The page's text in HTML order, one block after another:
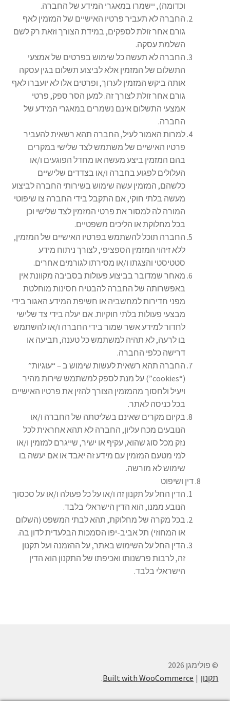
וכדומה), יישמרו במאגרי המידע של החברה.
החברה לא תעביר פרטיו האישיים של המזמין לאף
גורם אחר זולת לספקים, במידת הצורך וזאת רק לשם
השלמת עסקה.
החברה לא תעשה כל שימוש בפרטים של אמצעי
התשלום של המזמין אלא לביצוע תשלום בגין עסקה
אותה ביקש המזמין לערוך, ופרטים אלו לא יועברו לאף
גורם אחר זולת לצורך זה. למען הסר ספק, פרטי
אמצעי התשלום אינם נשמרים במאגרי המידע של
החברה.
למרות האמור לעיל, החברה תהא רשאית להעביר
פרטיו האישיים של משתמש לצד שלישי במקרים
בהם המזמין ביצע מעשה או מחדל הפוגעים ו/או
העלולים לפגוע בחברה ו/או בצדדים שלישיים
כלשהם, המזמין עשה שימוש בשירותי החברה לביצוע
מעשה בלתי חוקי, אם התקבל בידי החברה צו שיפוטי
המורה לה למסור את פרטי המזמין לצד שלישי וכן
בכל מחלוקת או הליכים משפטיים.
החברה תוכל להשתמש בפרטיו האישיים של המזמין,
ללא זיהוי המזמין הספציפי, לצורך ניתוח מידע
סטטיסטי והצגתו ו/או מסירתו לגורמים אחרים.
מאחר שמדובר בביצוע פעולות בסביבה מקוונת אין
באפשרותה של החברה להבטיח חסינות מוחלטת
מפני חדירות למחשביה או חשיפת המידע האגור בידי
מבצעי פעולות בלתי חוקיות. אם יעלה בידי צד שלישי
לחדור למידע אשר שמור בידי החברה ו/או להשתמש
בו לרעה, לא תהיה למשתמש כל טענה, תביעה או
דרישה כלפי החברה.
החברה תהא רשאית לעשות שימוש ב – “עוגיות”
(“cookies”) על מנת לספק למשתמש שירות מהיר
ויעיל ולחסוך מהמזמין הצורך להזין את פרטיו האישיים
בכל כניסה לאתר.
בקיום מקרים שאינם בשליטתה של החברה ו/או
הנובעים מכח עליון, החברה לא תהא אחראית לכל
נזק מכל סוג שהוא, עקיף או ישיר, שייגרם למזמין ו/או
למי מטעם המזמין עם מידע זה יאבד או אם יעשה בו
שימוש לא מורשה.
דין ושיפוט
הדין החל על תקנון זה ו/או על כל פעולה ו/או על סכסוך
הנובע ממנו, הוא הדין הישראלי בלבד.
בכל מקרה של מחלוקת, תהא לבתי המשפט (השלום
או המחוזי) תל אביב-יפו הסמכות הבלעדית לדון בה.
הדין החל על השימוש באתר, על ההזמנה ועל תקנון
זה, לרבות פרשנותו ואכיפתו של התקנון הוא הדין
הישראלי בלבד.
© פולימגן 2026
תקנון
Built with WooCommerce
.